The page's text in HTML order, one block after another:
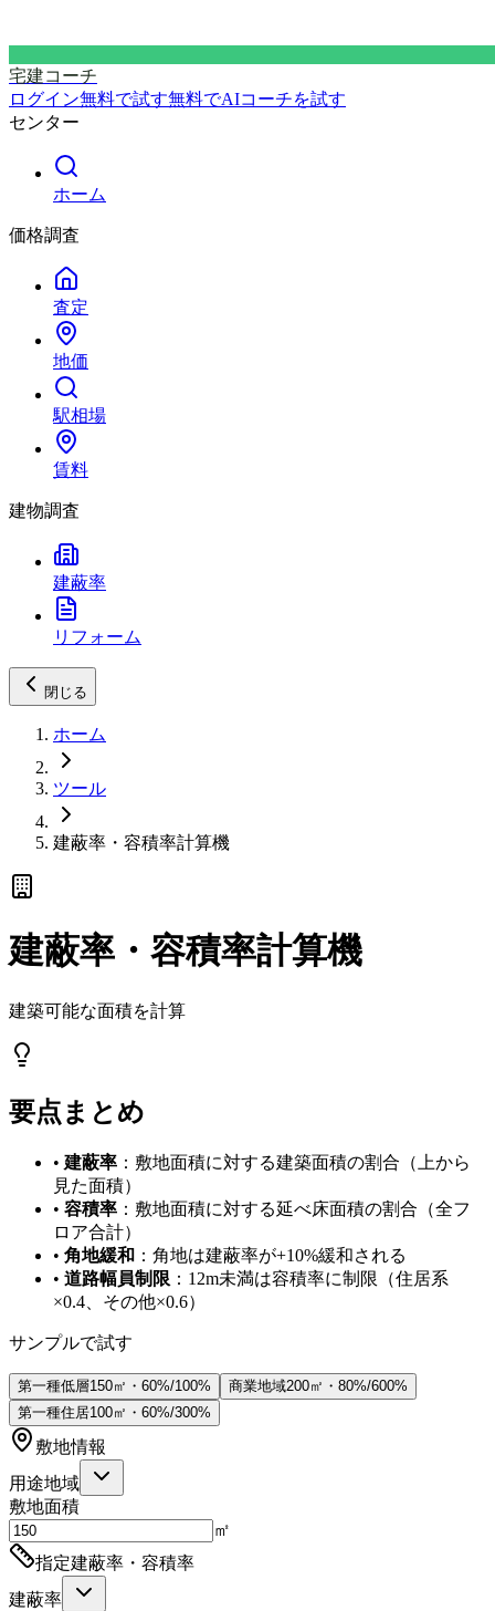
宅建コーチ
ログイン無料で試す無料でAIコーチを試す
センター
ホーム
価格調査
査定
地価
駅相場
賃料
建物調査
建蔽率
リフォーム
閉じる
ホーム
ツール
建蔽率・容積率計算機
建蔽率・容積率計算機
建築可能な面積を計算
要点まとめ
• 建蔽率 ：敷地面積に対する建築面積の割合（上から
見た面積）
• 容積率 ：敷地面積に対する延べ床面積の割合（全フ
ロア合計）
• 角地緩和 ：角地は建蔽率が+10%緩和される
• 道路幅員制限 ：12m未満は容積率に制限（住居系
×0.4、その他×0.6）
サンプルで試す
第一種低層150㎡・60%/100% 商業地域200㎡・80%/600%
第一種住居100㎡・60%/300%
敷地情報
用途地域
敷地面積
㎡
指定建蔽率・容積率
建蔽率